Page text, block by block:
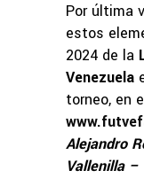
Por última
estos
2024 de la
Venezuela
torneo, en
Alejandro
Vallenilla –